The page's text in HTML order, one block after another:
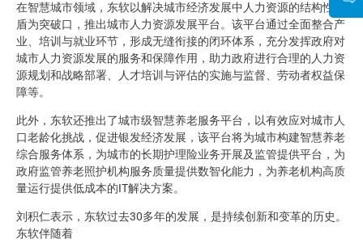
在智慧城市领域，东软以解决城市经济发展中人力资源的结构性矛
盾为突破口，推出城市人力资源发展平台。该平台通过全面整合产
业、培训与就业环节，形成无缝衔接的闭环体系，充分发挥政府对
城市人力资源发展的服务和保障作用，助力政府进行合理的人力资
源规划和战略部署、人才培训与评估的实施与监督、劳动者权益保
障等。
此外，东软还推出了城市级智慧养老服务平台，以有效应对城市人
口老龄化挑战，促进银发经济发展，该平台将为城市构建智慧养老
综合服务体系，为城市的长期护理险业务开展及监管提供平台，为
政府监管养老照护机构服务质量提供数智化能力，为养老机构高质
量运行提供低成本的IT解决方案。
刘积仁表示，东软过去30多年的发展，是持续创新和变革的历史。
东软伴随着